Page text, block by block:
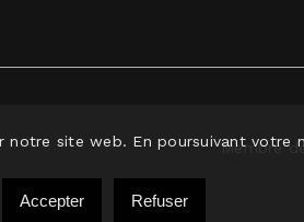
Membre
site web. En poursuivant
Accepter Refuser